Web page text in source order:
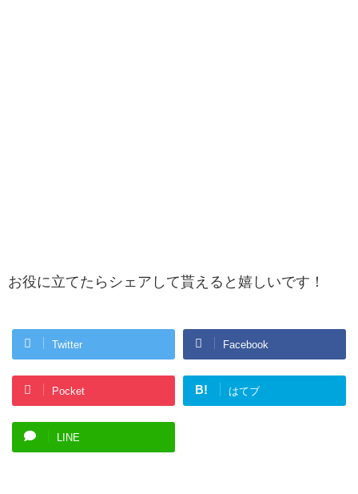
お役に立てたらシェアして貰えると嬉しいです！
Twitter Facebook
Pocket B! はてブ
LINE